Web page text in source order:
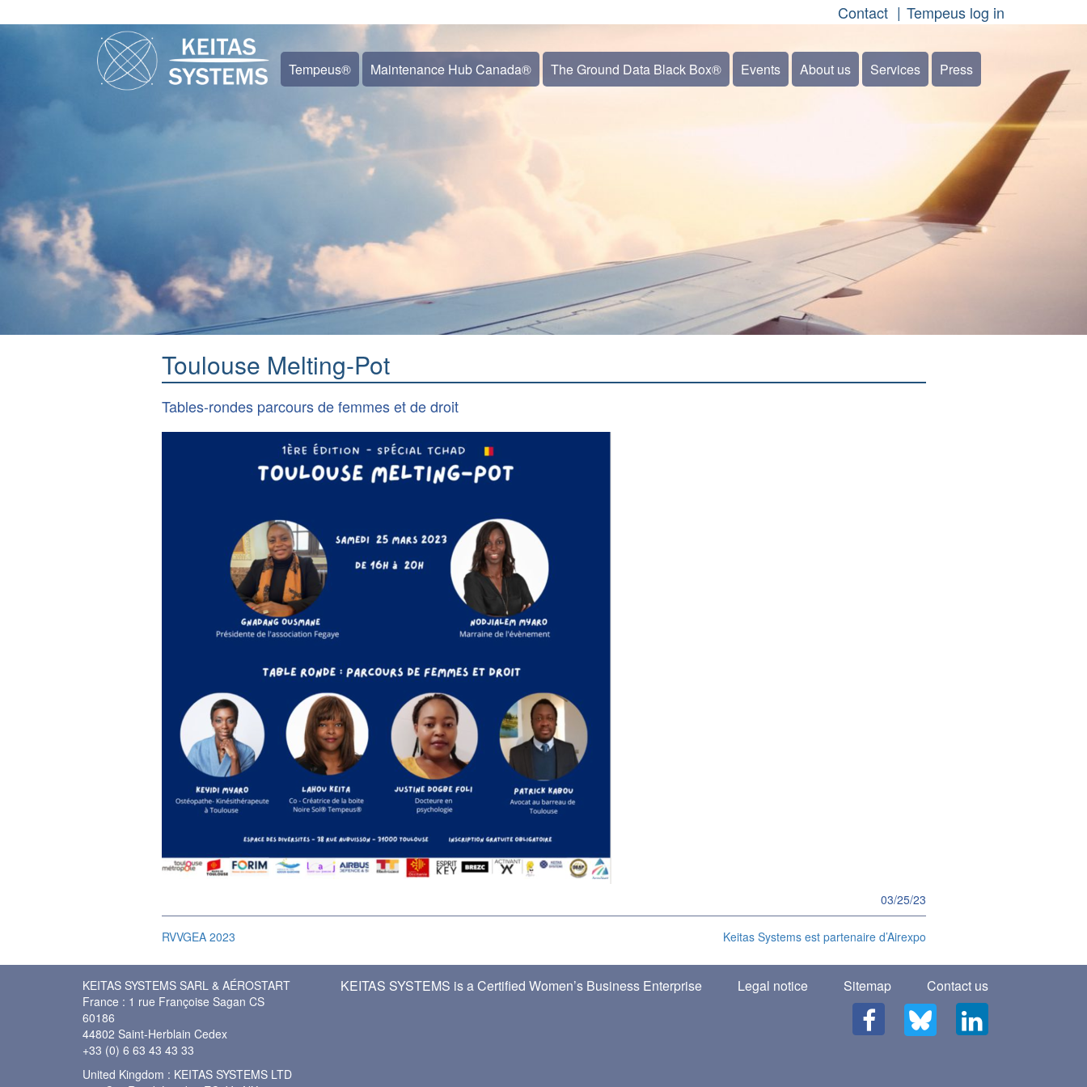
Contact Tempeus log in
Tempeus® Maintenance Hub Canada® The Ground Data Black Box® Events About us Services Press
Toulouse Melting-Pot
Tables-rondes parcours de femmes et de droit
03/25/23
RVVGEA 2023 Keitas Systems est partenaire d’Airexpo
KEITAS SYSTEMS SARL & AÉROSTART
France : 1 rue Françoise Sagan CS
60186
44802 Saint-Herblain Cedex
+33 (0) 6 63 43 43 33
United Kingdom : KEITAS SYSTEMS LTD
KEITAS SYSTEMS is a Certified Women’s Business Enterprise Legal notice Sitemap Contact us